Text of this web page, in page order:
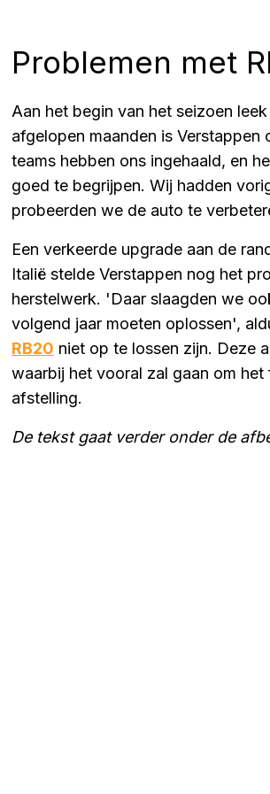
Problemen met
Aan het begin van het seizoen
afgelopen maanden is
teams hebben ons ingehaald, en
goed te begrijpen. Wij hadden
probeerden we de auto te
Een verkeerde upgrade aan de
Italië stelde Verstappen nog het
herstelwerk. 'Daar slaagden we
volgend jaar moeten oplossen',
RB20 niet op te lossen zijn. Deze
waarbij het vooral zal gaan om
afstelling.
De tekst gaat verder onder de